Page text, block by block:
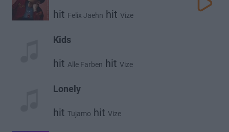
hit Felix Jaehn hit Vize
Kids
hit Alle Farben hit Vize
Lonely
hit Tujamo hit Vize